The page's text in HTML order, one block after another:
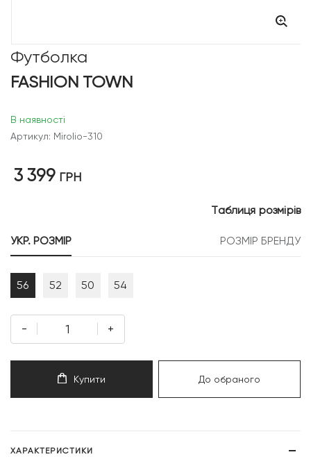
Футболка
FASHION TOWN
В наявності
Артикул: Mirolio-310
3 399 ГРН
УКР. РОЗМІР РОЗМІР БРЕНДУ
Таблиця розмірів
56 52 50 54
- +
Купити До обраного
ХАРАКТЕРИСТИКИ